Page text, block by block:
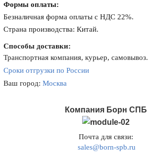
Формы оплаты:
Безналичная форма оплаты с НДС 22%.
Страна производства: Китай.
Способы доставки:
Транспортная компания, курьер, самовывоз.
Сроки отгрузки по России
Ваш город:Москва
Компания Борн СПБ
Почта для связи:
sales@born-spb.ru